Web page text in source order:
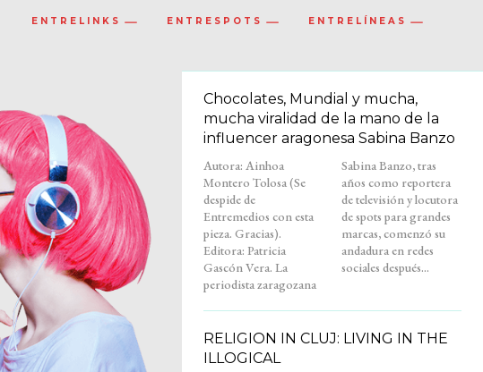
ENTRELINKS ENTRESPOTS ENTRELÍNEAS
Chocolates, Mundial y mucha,
mucha viralidad de la mano de la
influencer aragonesa Sabina Banzo
Autora: Ainhoa
Montero Tolosa (Se
despide de
Entremedios con esta
pieza. Gracias).
Editora: Patricia
Gascón Vera. La
periodista zaragozana
Sabina Banzo, tras
años como reportera
de televisión y locutora
de spots para grandes
marcas, comenzó su
andadura en redes
sociales después...
RELIGION IN CLUJ: LIVING IN THE
ILLOGICAL